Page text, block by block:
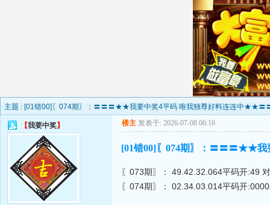
主题 : [01错00]〖074期〗：〓〓〓★★我要中奖4平码 唯我独尊好料连连中★★〓
【我要中奖】 楼主 发表于: 2026-07-08 06:16
[01错00]〖074期〗：〓〓〓★★
〖073期〗： 49.42.32.064平码开:49
〖074期〗： 02.34.03.014平码开